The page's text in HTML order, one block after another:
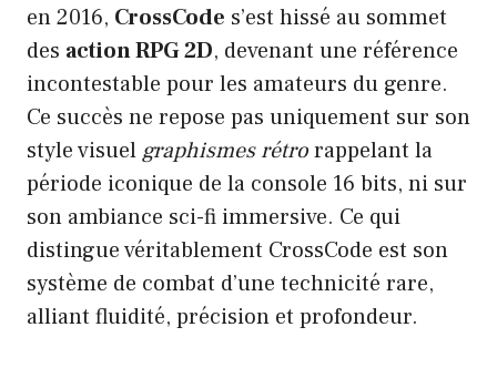
en 2016, CrossCode s’est hissé au sommet
des action RPG 2D, devenant une référence
incontestable pour les amateurs du genre.
Ce succès ne repose pas uniquement sur son
style visuel graphismes rétrorappelant la
période iconique de la console 16 bits, ni sur
son ambiance sci-fi immersive. Ce qui
distingue véritablement CrossCode est son
système de combat d’une technicité rare,
alliant fluidité, précision et profondeur.